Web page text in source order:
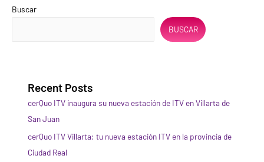
Buscar
BUSCAR
Recent Posts
cerQuo ITV inaugura su nueva estación de ITV en Villarta de
San Juan
cerQuo ITV Villarta: tu nueva estación ITV en la provincia de
Ciudad Real